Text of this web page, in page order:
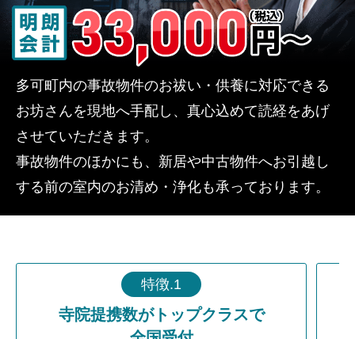
多可町内の事故物件のお祓い・供養に対応できる
お坊さんを現地へ手配し、真心込めて読経をあげ
させていただきます。
事故物件のほかにも、新居や中古物件へお引越し
する前の室内のお清め・浄化も承っております。
特徴.1
寺院提携数がトップクラスで